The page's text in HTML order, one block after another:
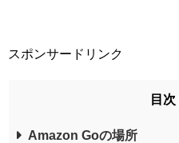
スポンサードリンク
目次
Amazon Goの場所